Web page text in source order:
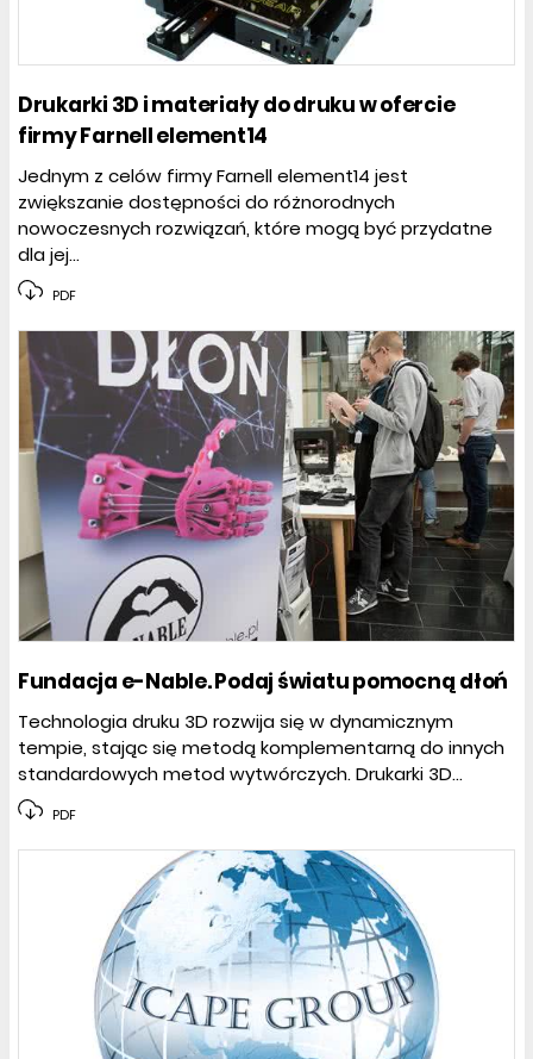
Drukarki 3D i materiały do druku w ofercie
firmy Farnell element14
Jednym z celów firmy Farnell element14 jest
zwiększanie dostępności do różnorodnych
nowoczesnych rozwiązań, które mogą być przydatne
dla jej...
PDF
Fundacja e-Nable. Podaj światu pomocną dłoń
Technologia druku 3D rozwija się w dynamicznym
tempie, stając się metodą komplementarną do innych
standardowych metod wytwórczych. Drukarki 3D...
PDF